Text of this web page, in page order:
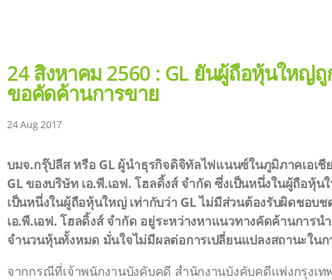
24 สิงหาคม 2560 : GL ยันผู้ถือหุ้นใหญ่
ขอคัดค้านการขาย
24 Aug 2017
บมจ.กรุ๊ปลีส หรือ GL ผู้นำธุรกิจดิจิทัลไฟแนนซ์ในภูมิภาคเอเ
GL ของบริษัท เอ.พี.เอฟ. โฮลดิ้งส์ จำกัด ซึ่งเป็นหนึ่งในผู้ถือ
เป็นหนึ่งในผู้ถือหุ้นใหญ่ เท่ากับว่า GL ไม่มีส่วนต้องรับผิดชอบ
เอ.พี.เอฟ. โฮลดิ้งส์ จำกัด อยู่ระหว่างหาแนวทางคัดค้านกา
จำนวนหุ้นทั้งหมด มั่นใจไม่มีผลต่อการเปลี่ยนแปลงสถานะใน
จากกรณีที่เจ้าพนักงานบังคับคดี สำนักงานบังคับคดีแพ่งกรุงเ